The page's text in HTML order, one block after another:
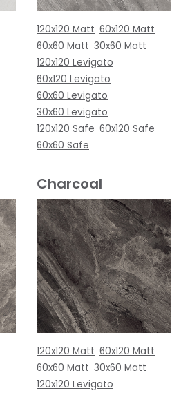
120x120 Matt 60x120 Matt
60x60 Matt 30x60 Matt
120x120 Levigato
60x120 Levigato
60x60 Levigato
30x60 Levigato
120x120 Safe 60x120 Safe
60x60 Safe
Charcoal
120x120 Matt 60x120 Matt
60x60 Matt 30x60 Matt
120x120 Levigato